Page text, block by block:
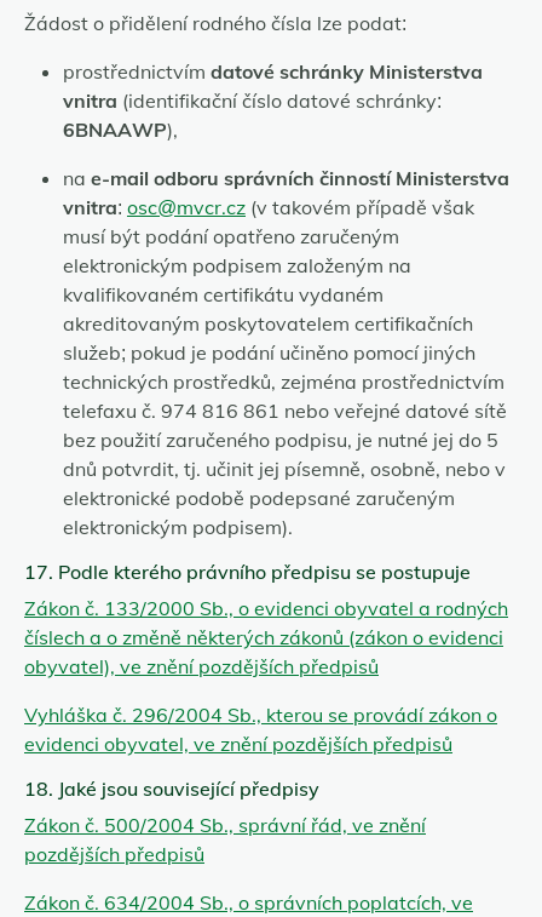
Žádost o přidělení rodného čísla lze podat:
prostřednictvím datové schránky Ministerstva
vnitra (identifikační číslo datové schránky:
6BNAAWP),
na e-mail odboru správních činností Ministerstva
vnitra: osc@mvcr.cz (v takovém případě však
musí být podání opatřeno zaručeným
elektronickým podpisem založeným na
kvalifikovaném certifikátu vydaném
akreditovaným poskytovatelem certifikačních
služeb; pokud je podání učiněno pomocí jiných
technických prostředků, zejména prostřednictvím
telefaxu č. 974 816 861 nebo veřejné datové sítě
bez použití zaručeného podpisu, je nutné jej do 5
dnů potvrdit, tj. učinit jej písemně, osobně, nebo v
elektronické podobě podepsané zaručeným
elektronickým podpisem).
17. Podle kterého právního předpisu se postupuje
Zákon č. 133/2000 Sb., o evidenci obyvatel a rodných
číslech a o změně některých zákonů (zákon o evidenci
obyvatel), ve znění pozdějších předpisů
Vyhláška č. 296/2004 Sb., kterou se provádí zákon o
evidenci obyvatel, ve znění pozdějších předpisů
18. Jaké jsou související předpisy
Zákon č. 500/2004 Sb., správní řád, ve znění
pozdějších předpisů
Zákon č. 634/2004 Sb., o správních poplatcích, ve